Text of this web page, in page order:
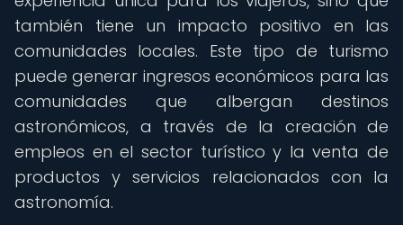
también tiene un impacto positivo en las
comunidades locales. Este tipo de turismo
puede generar ingresos económicos para las
comunidades que albergan destinos
astronómicos, a través de la creación de
empleos en el sector turístico y la venta de
productos y servicios relacionados con la
astronomía.